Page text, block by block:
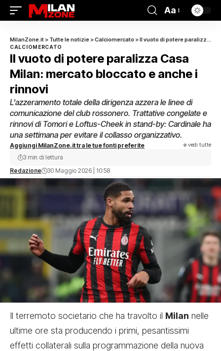
Aa
MilanZone.it > Tutte le notizie >Calciomercato >Il vuoto di potere paralizza Casa Milan: mercato bloccato e anche i rinnovi
CALCIOMERCATO
Il vuoto di potere paralizza Casa
Milan: mercato bloccato e anche i
rinnovi
L'azzeramento totale della dirigenza azzera le linee di
comunicazione del club rossonero. Trattative congelate e
rinnovi di Tomori e Loftus-Cheek in stand-by: Cardinale ha
una settimana per evitare il collasso organizzativo.
Aggiungi MilanZone.it tra le tue fonti preferite vedi tutte
Redazione 30 Maggio 2026 | 10:58
3 min di lettura
Il terremoto societario che ha travolto il Milan nelle
ultime ore sta producendo i primi, pesantissimi
effetti collaterali sulla programmazione della nuova